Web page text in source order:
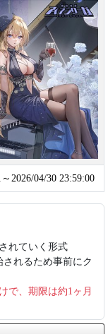
2026/04/30 23:59:00
れていく形式
れるため事前にク
で、期限は約1ヶ月